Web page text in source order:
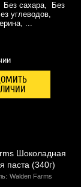
Без сахара, Без
углеводов,
...
Шоколадная
паста (340г)
Walden Farms